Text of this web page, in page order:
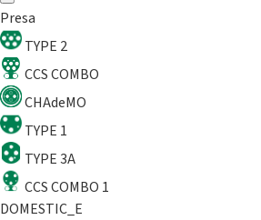
Presa
TYPE 2
CCS COMBO
CHAdeMO
TYPE 1
TYPE 3A
CCS COMBO 1
DOMESTIC_E